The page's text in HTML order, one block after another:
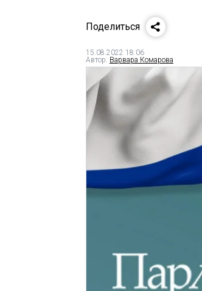
Поделиться
15.08.2022 18:06
Автор: Варвара Комарова